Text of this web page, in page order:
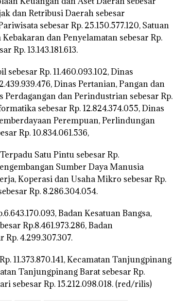
dan Retribusi Daerah sebesar
sebesar Rp. 25.150.577.120, Satuan
dan Penyelamatan sebesar Rp.
Rp. 13.143.181.613.
Rp. 11.460.093.102, Dinas
Dinas Pertanian, Pangan dan
Perdagangan dan Perindustrian sebesar Rp.
sebesar Rp. 12.824.374.055, Dinas
Perempuan, Perlindungan
Rp. 10.834.061.536,
Satu Pintu sebesar Rp.
Sumber Daya Manusia
Koperasi dan Usaha Mikro sebesar Rp.
Rp. 8.286.304.054.
Badan Kesatuan Bangsa,
Rp.8.461.973.286, Badan
4.299.307.307.
11.373.870.141, Kecamatan Tanjungpinang
Tanjungpinang Barat sebesar Rp.
sebesar Rp. 15.212.098.018. (red/rilis)